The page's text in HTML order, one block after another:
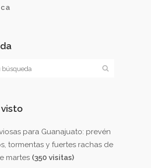
para Guanajuato: prevén
tormentas y fuertes rachas de
martes (350 visitas)